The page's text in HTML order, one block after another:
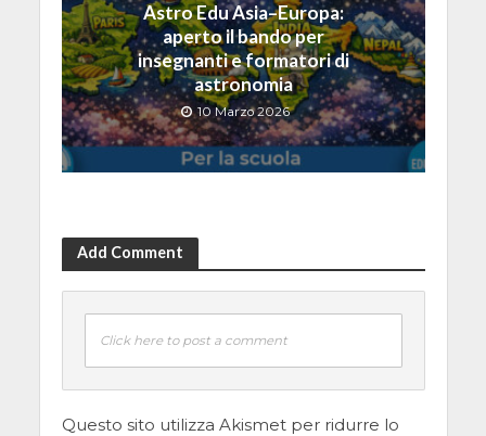
Astro Edu Asia–Europa:
aperto il bando per
insegnanti e formatori di
astronomia
10 Marzo 2026
Add Comment
Click here to post a comment
Questo sito utilizza Akismet per ridurre lo